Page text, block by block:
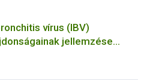
vírus (IBV)
jellemzése
biológiai eszközökkel